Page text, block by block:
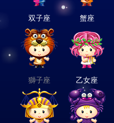
双子座 蟹座
獅子座 乙女座